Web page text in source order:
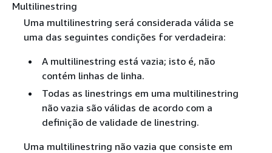
Multilinestring
Uma multilinestring será considerada válida se
uma das seguintes condições for verdadeira:
A multilinestring está vazia; isto é, não
contém linhas de linha.
Todas as linestrings em uma multilinestring
não vazia são válidas de acordo com a
definição de validade de linestring.
Uma multilinestring não vazia que consiste em